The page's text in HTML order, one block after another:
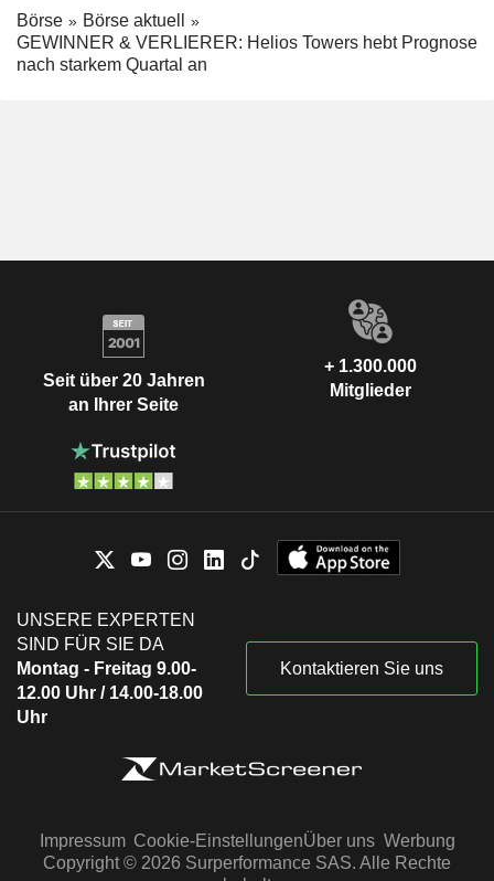
Börse
Börse aktuell
GEWINNER & VERLIERER: Helios Towers hebt Prognose
nach starkem Quartal an
Seit über 20 Jahren
an Ihrer Seite
+ 1.300.000
Mitglieder
UNSERE EXPERTEN
SIND FÜR SIE DA
Montag - Freitag 9.00-
12.00 Uhr / 14.00-18.00
Uhr
Kontaktieren Sie uns
Impressum Cookie-EinstellungenÜber uns Werbung
Copyright © 2026 Surperformance SAS. Alle Rechte